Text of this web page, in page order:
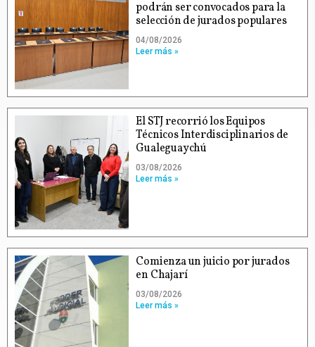
podrán ser convocados para la
selección de jurados populares
04/08/2026
Leer más »
El STJ recorrió los Equipos
Técnicos Interdisciplinarios de
Gualeguaychú
03/08/2026
Leer más »
Comienza un juicio por jurados
en Chajarí
03/08/2026
Leer más »